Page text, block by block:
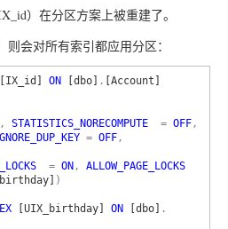
）在分区方案上被重建了。
则会对所有索引都应用分区：
[IX_id] ON [dbo] .
, STATISTICS_NORECOMPUTE = OFF
= OFF
= ON,
)
[UIX_birthday] ON [dbo] .